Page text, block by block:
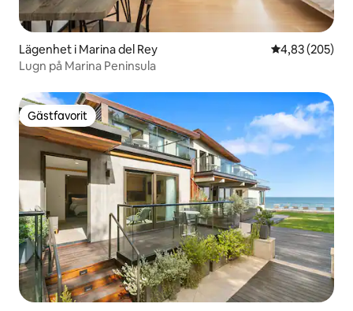
Lägenhet i Marina del Rey 4,83 av 5 i
4,83 (205)
Lugn på Marina Peninsula
Gästfavorit
Gästfavorit